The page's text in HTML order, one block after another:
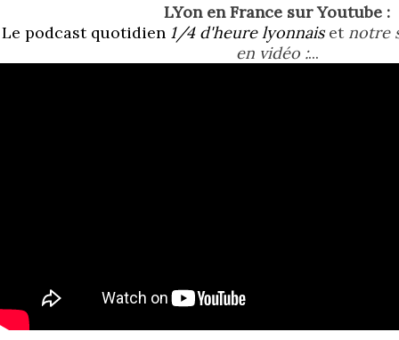
LYon en France sur Youtube :
Le podcast quotidien 1/4 d'heure lyonnais et notre
en vidéo :...